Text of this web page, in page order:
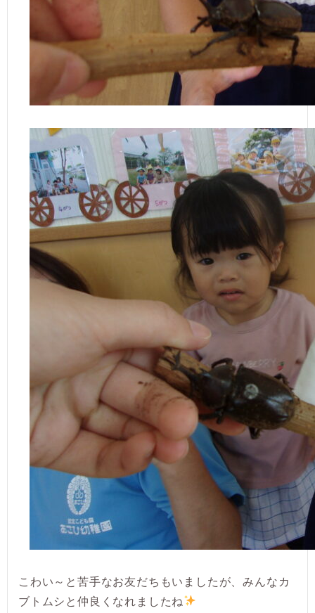
こわい～と苦手なお友だちもいましたが、みんなカ
ブトムシと仲良くなれましたね